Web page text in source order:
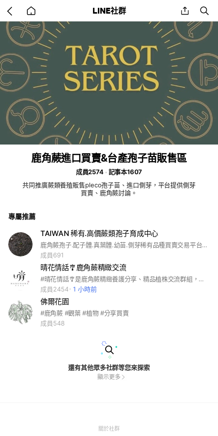
back
to
home
LINE社群 share
鹿角蕨進口買賣&台產孢子苗販售區
成員2574
記事本1607
共同推廣蕨類養殖販售pleco孢子苗、進口側芽，平台提供側芽
買賣、鹿角蕨討論。
專屬推薦
TAIWAN 稀有.高價蕨類孢子育成中心
鹿角蕨孢子.配子體.真葉體.幼苗.側芽稀有品種買賣交易平台 這賴群我建立是要讓大家來這裡互相學習交流分享彼此播苗經驗，不是讓一些專門來這裡噴人放完屁就走人，會讓你們加入也可以隨時踢你們出門，今後會更嚴格管理，版上只談論播苗研究分享，以及小苗，孢子買賣，嚴禁談論，政治，廣告，不相關，散播遙言，製造賴群人心不安者踢人。想要在賴群的鹿友自己就安份點，不喜歡請走人，不要等到我踢人。
成員691
晴花情話🎐鹿角蕨精緻交流
#晴花情話🎐是鹿角蕨精緻養護分享、精品植株交流群組，誠摯邀請大家和我們一起探尋鹿角蕨的曼妙新世界，聆聽內心對美的召喚與最初感動！
成員2454
1 小時前
佛爾花園
#鹿角蕨 #觀葉 #植物 #分享買賣
成員548
還有其他眾多社群等您來探索
顯示更多
關於社群(Open